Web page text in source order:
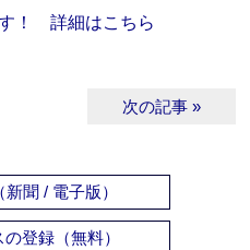
！ 詳細はこちら
次の記事 »
聞 / 電子版）
登録（無料）